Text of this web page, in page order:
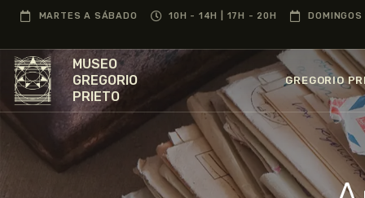
MARTES A SÁBADO 10H - 14H | 17H - 20H
MUSEO
GREGORIO
PRIETO
GREGORIO